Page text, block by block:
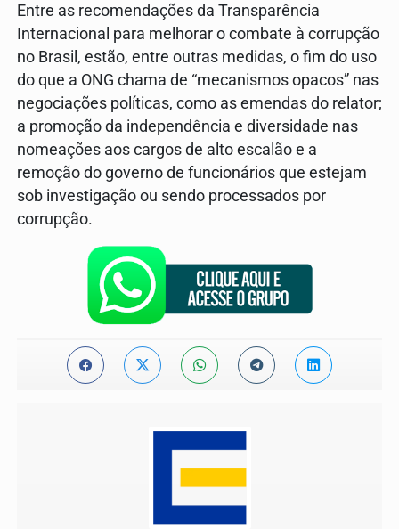
Entre as recomendações da Transparência
Internacional para melhorar o combate à corrupção
no Brasil, estão, entre outras medidas, o fim do uso
do que a ONG chama de “mecanismos opacos” nas
negociações políticas, como as emendas do relator;
a promoção da independência e diversidade nas
nomeações aos cargos de alto escalão e a
remoção do governo de funcionários que estejam
sob investigação ou sendo processados por
corrupção.